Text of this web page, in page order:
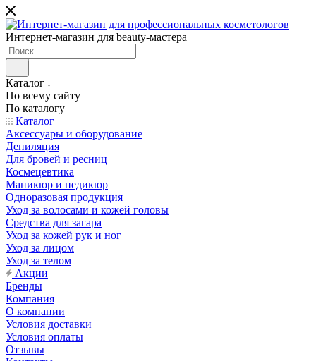
Интернет-магазин для beauty-мастера
Каталог
По всему сайту
По каталогу
Каталог
Аксессуары и оборудование
Депиляция
Для бровей и ресниц
Космецевтика
Маникюр и педикюр
Одноразовая продукция
Уход за волосами и кожей головы
Средства для загара
Уход за кожей рук и ног
Уход за лицом
Уход за телом
Акции
Бренды
Компания
О компании
Условия доставки
Условия оплаты
Отзывы